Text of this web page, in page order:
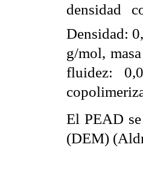
densidad
Densidad:
g/mol,
fluidez:
El PEAD
(DEM)